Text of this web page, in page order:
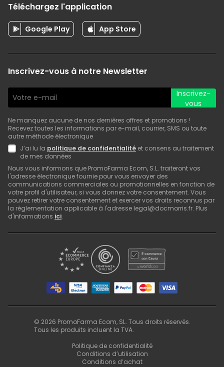
Téléchargez l'application
Google Play App Store
Inscrivez-vous à notre Newsletter
Inscrivez-
vous
Ne manquez aucune de nos dernières offres et promotions !
Recevez toutes les informations par e-mail, courrier, SMS ou toute
autre méthode électronique
J’ai lu la politique de confidentialité et consens au traitement
de mes données
Nous vous informons que PromoFarma Ecom, S.L. traiteront vos
l'adresse électronique fournie pour vous envoyer des
communications commerciales ou promotionnelles en fonction de
votre profil d'utilisateur, si vous donnez votre consentement. Vous
pouvez retirer votre consentement et exercer vos droits reconnus par
la réglementation applicable à l'adresse legal@docmorris.fr. Plus
d'informations ici.
© 2026 PromoFarma Ecom, SL. Tous droits réservés.
Tous les produits incluent la TVA.
Politique de confidentialité
Conditions d’utilisation
Conditions d’achat